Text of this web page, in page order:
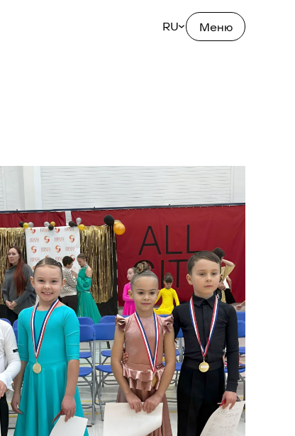
RU Меню